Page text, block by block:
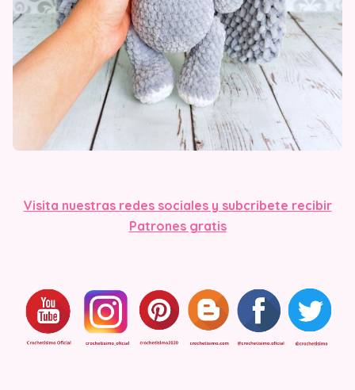
Visita nuestras redes sociales y subcribete recibir
Patrones gratis